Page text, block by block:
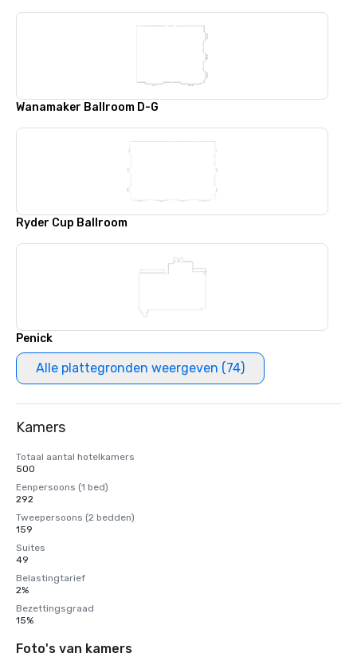
Wanamaker Ballroom D-G
Ryder Cup Ballroom
Penick
Alle plattegronden weergeven (74)
Kamers
Totaal aantal hotelkamers
500
Eenpersoons (1 bed)
292
Tweepersoons (2 bedden)
159
Suites
49
Belastingtarief
2%
Bezettingsgraad
15%
Foto's van kamers